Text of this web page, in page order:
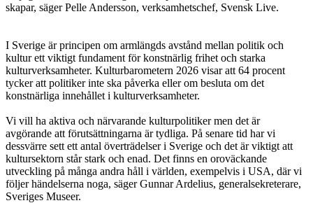
skapar, säger Pelle Andersson, verksamhetschef, Svensk Live.
I Sverige är principen om armlängds avstånd mellan politik och
kultur ett viktigt fundament för konstnärlig frihet och starka
kulturverksamheter. Kulturbarometern 2026 visar att 64 procent
tycker att politiker inte ska påverka eller om besluta om det
konstnärliga innehållet i kulturverksamheter.
Vi vill ha aktiva och närvarande kulturpolitiker men det är
avgörande att förutsättningarna är tydliga. På senare tid har vi
dessvärre sett ett antal överträdelser i Sverige och det är viktigt att
kultursektorn står stark och enad. Det finns en oroväckande
utveckling på många andra håll i världen, exempelvis i USA, där vi
följer händelserna noga, säger Gunnar Ardelius, generalsekreterare,
Sveriges Museer.